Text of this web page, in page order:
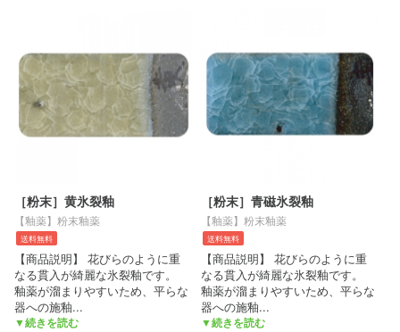
［粉末］黄氷裂釉
【釉薬】粉末釉薬
送料無料
【商品説明】 花びらのように重
なる貫入が綺麗な氷裂釉です。
釉薬が溜まりやすいため、平らな
器への施釉...
▼続きを読む
［粉末］青磁氷裂釉
【釉薬】粉末釉薬
送料無料
【商品説明】 花びらのように重
なる貫入が綺麗な氷裂釉です。
釉薬が溜まりやすいため、平らな
器への施釉...
▼続きを読む